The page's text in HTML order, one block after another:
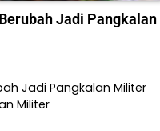
Jadi Pangkalan
Jadi Pangkalan Militer
Militer